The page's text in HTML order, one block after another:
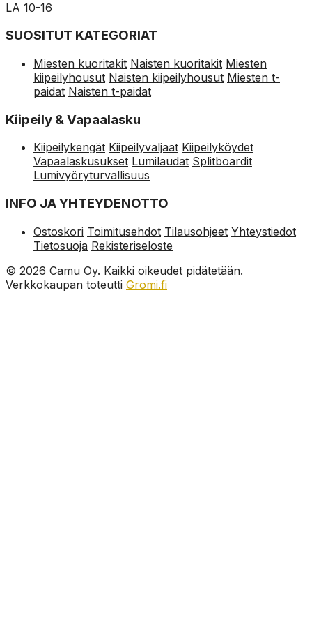
LA 10-16
SUOSITUT KATEGORIAT
Miesten kuoritakit Naisten kuoritakit Miesten
kiipeilyhousut Naisten kiipeilyhousut Miesten t-
paidat Naisten t-paidat
Kiipeily & Vapaalasku
Kiipeilykengät Kiipeilyvaljaat Kiipeilyköydet
Vapaalaskusukset Lumilaudat Splitboardit
Lumivyöryturvallisuus
INFO JA YHTEYDENOTTO
Ostoskori Toimitusehdot Tilausohjeet Yhteystiedot
Tietosuoja Rekisteriseloste
© 2026 Camu Oy. Kaikki oikeudet pidätetään.
Verkkokaupan toteutti Gromi.fi